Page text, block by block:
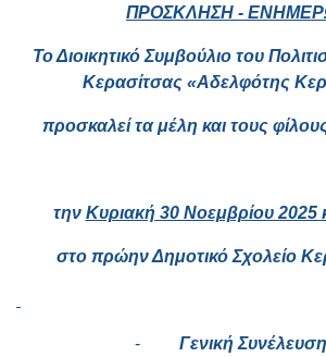
ΠΡΟΣΚΛΗΣΗ -
Το Διοικητικό Συμβούλιο του
Κερασίτσας «Αδελφότης
προσκαλεί τα μέλη και τους
την Κυριακή 30 Νοεμβρίου 2025
στο πρώην Δημοτικό Σχολείο
- Γενική Συνέλευση